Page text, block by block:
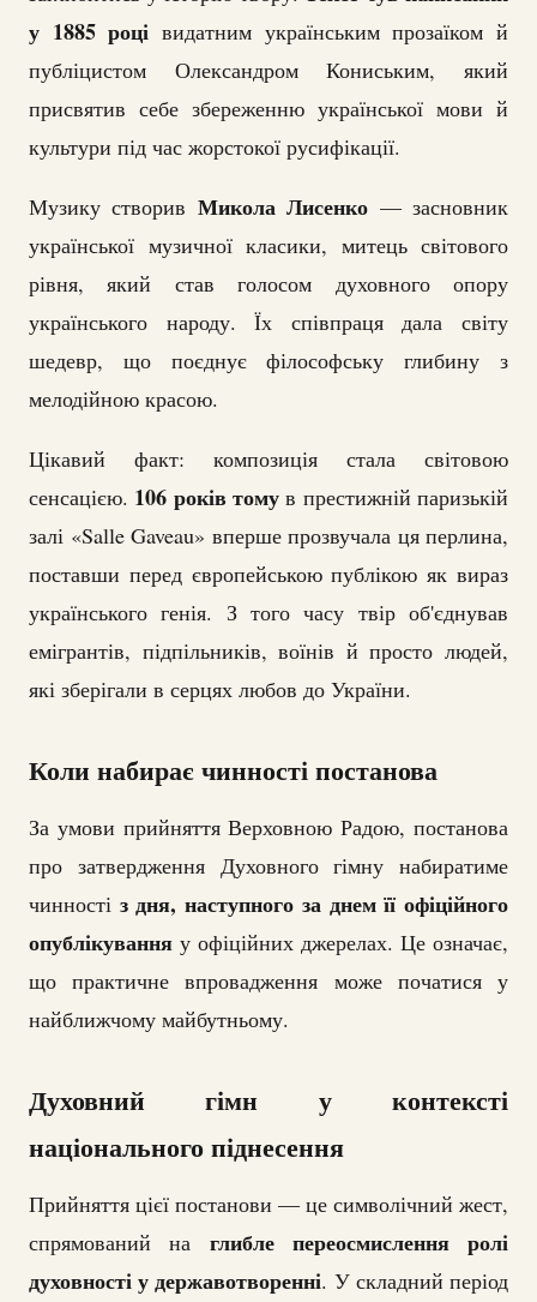
у 1885 році видатним українським прозаїком й
публіцистом Олександром Кониським, який
присвятив себе збереженню української мови й
культури під час жорстокої русифікації.
Музику створив Микола Лисенко — засновник
української музичної класики, митець світового
рівня, який став голосом духовного опору
українського народу. Їх співпраця дала світу
шедевр, що поєднує філософську глибину з
мелодійною красою.
Цікавий факт: композиція стала світовою
сенсацією. 106 років тому в престижній паризькій
залі «Salle Gaveau» вперше прозвучала ця перлина,
поставши перед європейською публікою як вираз
українського генія. З того часу твір об'єднував
емігрантів, підпільників, воїнів й просто людей,
які зберігали в серцях любов до України.
Коли набирає чинності постанова
За умови прийняття Верховною Радою, постанова
про затвердження Духовного гімну набиратиме
чинності з дня, наступного за днем її офіційного
опублікування у офіційних джерелах. Це означає,
що практичне впровадження може початися у
найближчому майбутньому.
Духовний гімн у контексті
національного піднесення
Прийняття цієї постанови — це символічний жест,
спрямований на глибле переосмислення ролі
духовності у державотворенні. У складний період